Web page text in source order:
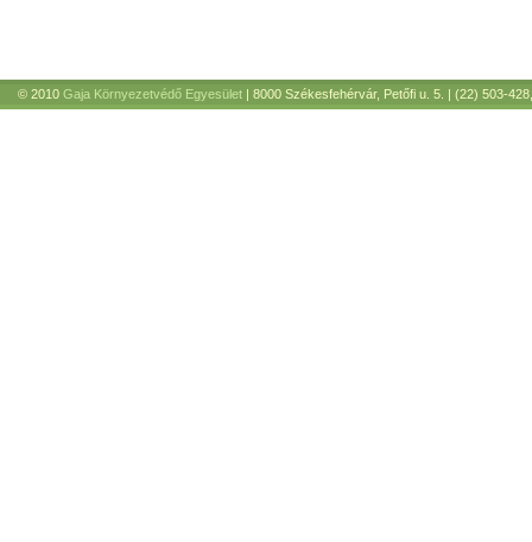
© 2010 Gaja Környezetvédő Egyesület | 8000 Székesfehérvár, Petőfi u. 5. | (22) 503-